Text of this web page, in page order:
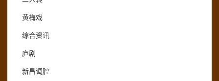
黄梅戏
综合资讯
庐剧
新昌调腔